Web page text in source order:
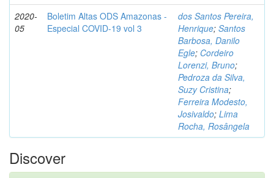
2020-
05
Boletim Altas ODS Amazonas -
Especial COVID-19 vol 3
dos Santos Pereira,
Henrique; Santos
Barbosa, Danilo
Egle; Cordeiro
Lorenzi, Bruno;
Pedroza da Silva,
Suzy Cristina;
Ferreira Modesto,
Josivaldo; Lima
Rocha, Rosângela
Discover